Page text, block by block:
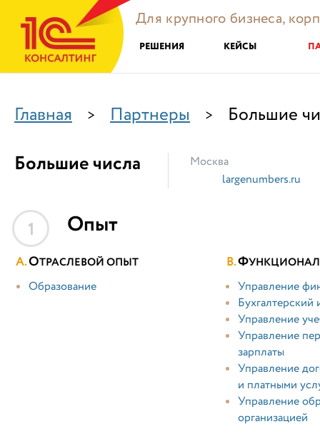
Для крупного бизнеса,
РЕШЕНИЯ КЕЙСЫ
Главная > Партнеры > Большие
Большие числа
Москва
largenumbers.ru
1 Опыт
ОТРАСЛЕВОЙ ОПЫТ
Образование
Ф
Управление
Бухгалтерский
Управление
Управление
зарплаты
Управление
и платными
Управление
организацией